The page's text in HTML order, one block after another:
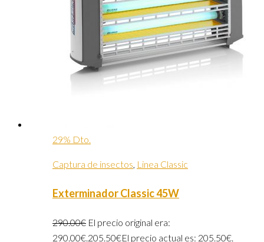
29% Dto.
Captura de insectos, Linea Classic
Exterminador Classic 45W
290.00€ El precio original era:
290.00€.205.50€El precio actual es: 205.50€.